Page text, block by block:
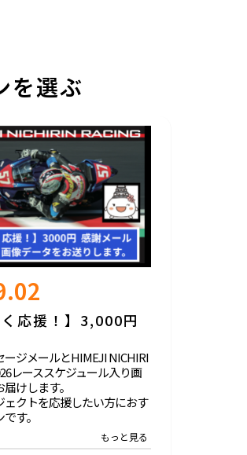
を選ぶ
く応援！】3,000円
ージメールとHIMEJI NICHIRI
レーススケジュール入り画
けします。
ェクトを応援したい方におす
す。